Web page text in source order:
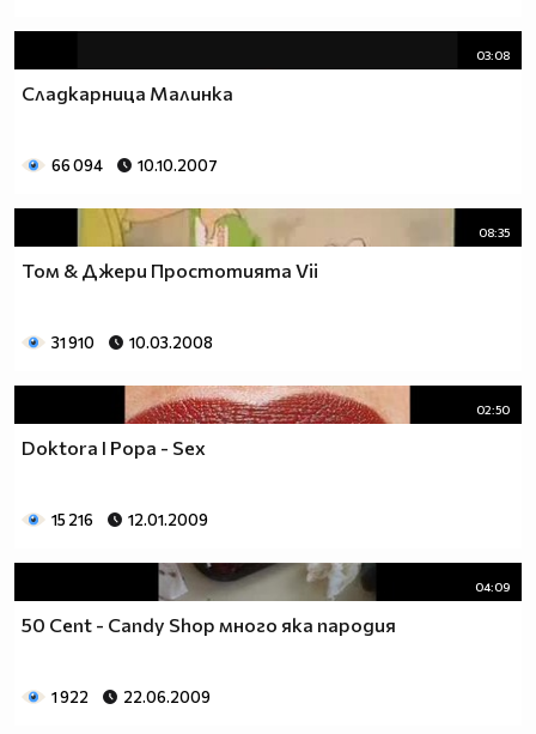
03:08
Сладкарница Малинка
66 094 10.10.2007
08:35
Том & Джери Простотията Vii
31 910 10.03.2008
02:50
Doktora I Popa - Sex
15 216 12.01.2009
04:09
50 Cent - Candy Shop много яка пародия
1 922 22.06.2009